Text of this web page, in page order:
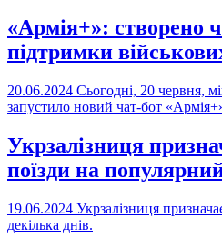
«Армія+»: створено
підтримки
20.06.2024 Сьогодні, 20 червня,
запустило новий чат-бот
Укрзалізниця
поїзди на
19.06.2024 Укрзалізниця
декілька днів.